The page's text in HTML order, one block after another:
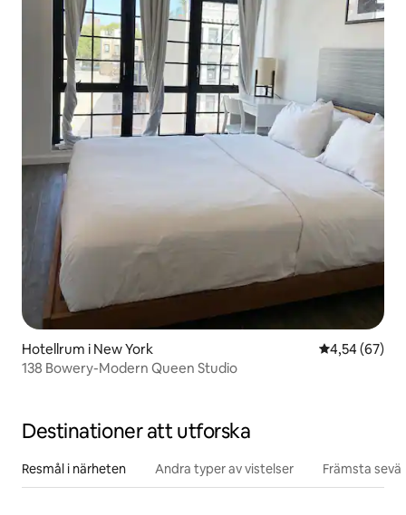
Hotellrum i New York 4,54 av 5 i
4,54 (67)
138 Bowery-Modern Queen Studio
Destinationer att utforska
Resmål i närheten Andra typer av vistelser Främsta